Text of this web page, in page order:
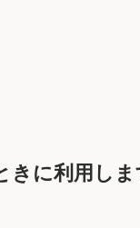
に利用しま